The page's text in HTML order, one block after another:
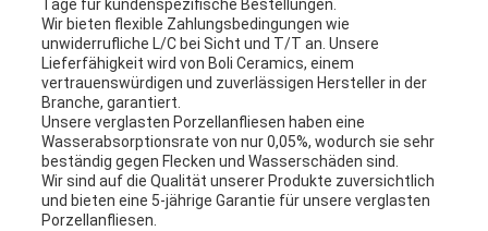
Tage für kundenspezifische Bestellungen.
Wir bieten flexible Zahlungsbedingungen wie
unwiderrufliche L/C bei Sicht und T/T an. Unsere
Lieferfähigkeit wird von Boli Ceramics, einem
vertrauenswürdigen und zuverlässigen Hersteller in der
Branche, garantiert.
Unsere verglasten Porzellanfliesen haben eine
Wasserabsorptionsrate von nur 0,05%, wodurch sie sehr
beständig gegen Flecken und Wasserschäden sind.
Wir sind auf die Qualität unserer Produkte zuversichtlich
und bieten eine 5-jährige Garantie für unsere verglasten
Porzellanfliesen.